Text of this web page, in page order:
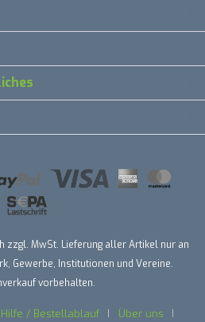
zzgl. MwSt. Lieferung aller Artikel nur an
Gewerbe, Institutionen und Vereine.
vorbehalten.
Hilfe / Bestellablauf Über uns